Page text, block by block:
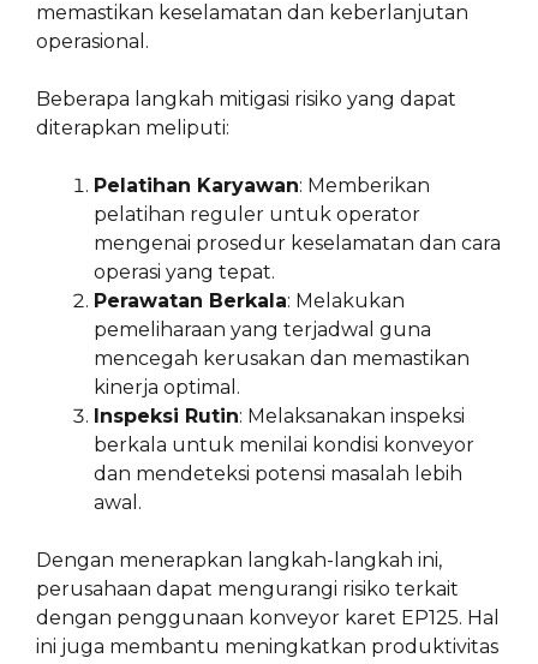
memastikan keselamatan dan keberlanjutan
operasional.
Beberapa langkah mitigasi risiko yang dapat
diterapkan meliputi:
Pelatihan Karyawan: Memberikan
pelatihan reguler untuk operator
mengenai prosedur keselamatan dan cara
operasi yang tepat.
Perawatan Berkala: Melakukan
pemeliharaan yang terjadwal guna
mencegah kerusakan dan memastikan
kinerja optimal.
Inspeksi Rutin: Melaksanakan inspeksi
berkala untuk menilai kondisi konveyor
dan mendeteksi potensi masalah lebih
awal.
Dengan menerapkan langkah-langkah ini,
perusahaan dapat mengurangi risiko terkait
dengan penggunaan konveyor karet EP125. Hal
ini juga membantu meningkatkan produktivitas